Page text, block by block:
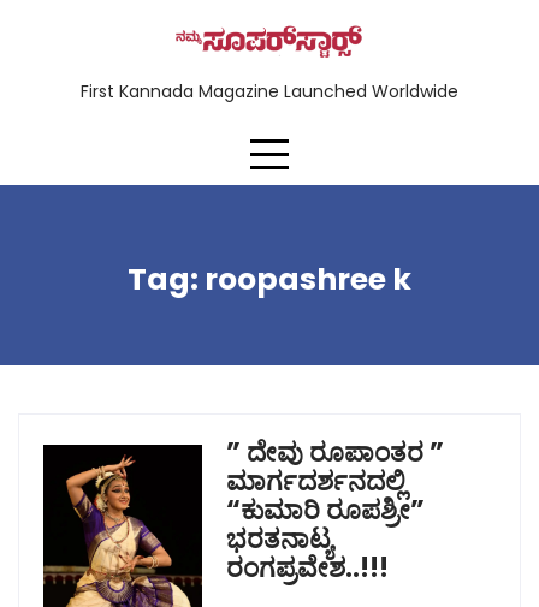
First Kannada Magazine Launched Worldwide
Tag: roopashree k
” ದೇವು ರೂಪಾಂತರ ”
ಮಾರ್ಗದರ್ಶನದಲ್ಲಿ
“ಕುಮಾರಿ ರೂಪಶ್ರೀ”
ಭರತನಾಟ್ಯ
ರಂಗಪ್ರವೇಶ..!!!